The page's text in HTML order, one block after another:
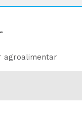
agroalimentar